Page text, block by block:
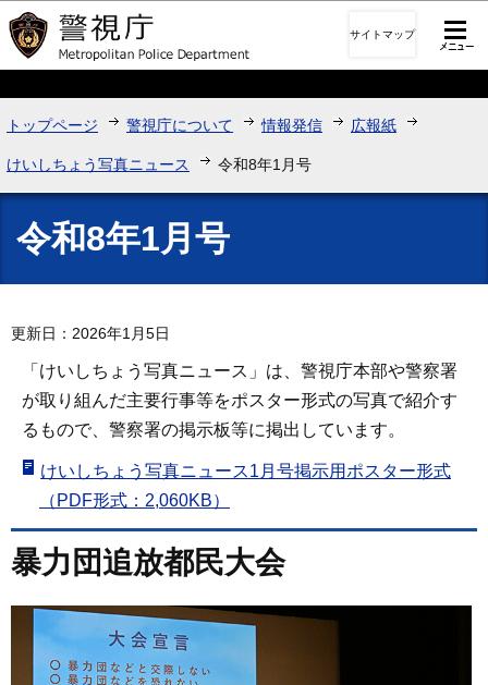
このページの本文へ移動
サイトマップ
トップページ 警視庁について 情報発信 広報紙
けいしちょう写真ニュース 令和8年1月号
令和8年1月号
更新日：2026年1月5日
「けいしちょう写真ニュース」は、警視庁本部や警察署
が取り組んだ主要行事等をポスター形式の写真で紹介す
るもので、警察署の掲示板等に掲出しています。
けいしちょう写真ニュース1月号掲示用ポスター形式
（PDF形式：2,060KB）
暴力団追放都民大会